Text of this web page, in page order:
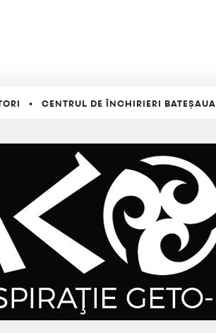
CENTRUL DE ÎNCHIRIERI BATEȘAUA